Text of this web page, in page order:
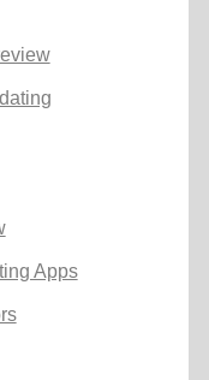
Apps